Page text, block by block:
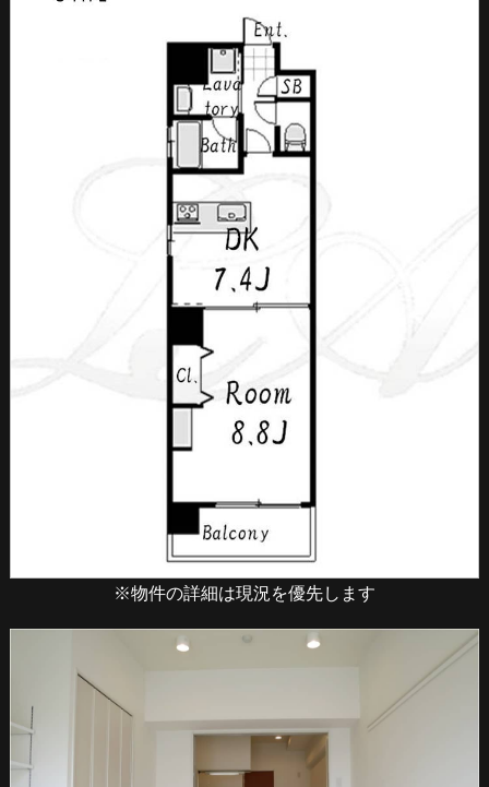
※物件の詳細は現況を優先します